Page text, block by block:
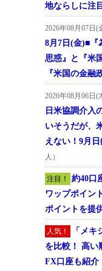
地ならしに注目
2026年08月07日(
8月7日(金)■『
思惑』と『米
『米国の金
2026年08月06日(
日米協調介入
いそうだが、
えない！9月
人）
注目！
約40口
ワップポイン
ポイントを提
人気！
「メ
を比較！ 高い
FX口座も紹介